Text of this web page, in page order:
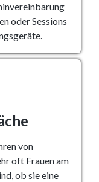
oder Sessions
von
oft Frauen am
ob sie eine